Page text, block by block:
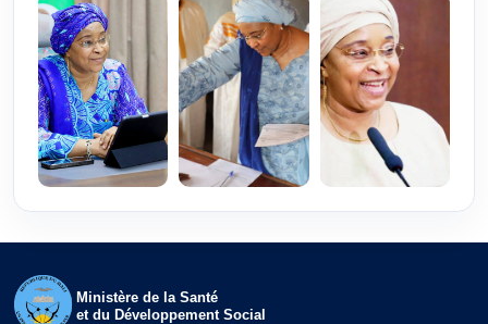
Ministère de la Santé
et du Développement Social